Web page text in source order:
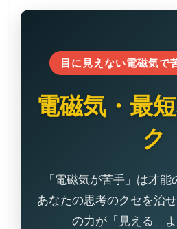
目に見えない電磁気で
電磁気・最
ク
「電磁気が苦手」は才能
あなたの思考のクセを治
の力が「見える」よ